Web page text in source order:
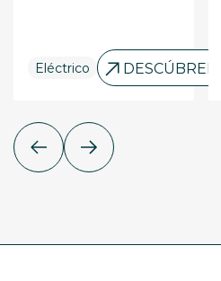
Eléctrico DESCÚBRELO